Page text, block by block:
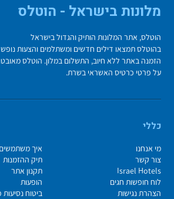
מלונות בישראל - הוטלס
הוטלס, אתר המלונות הותיק והגדול בישראל
בהוטלס תמצאו דילים חדשים ומשתלמים והצעות נופש
על פרטי כרטיס האשראי בשרת.
כללי
מי אנחנו
איך
צור קשר
תיק ההזמנות
Israel Hotels
תקנון אתר
לוח חופשות חגים
הופעות
הצהרת נגישות
ביטוח